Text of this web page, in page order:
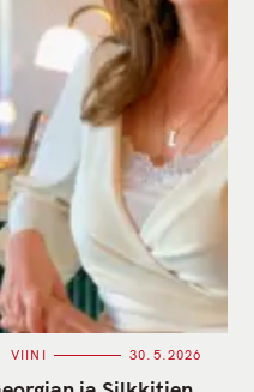
VIINI 30.5.2026